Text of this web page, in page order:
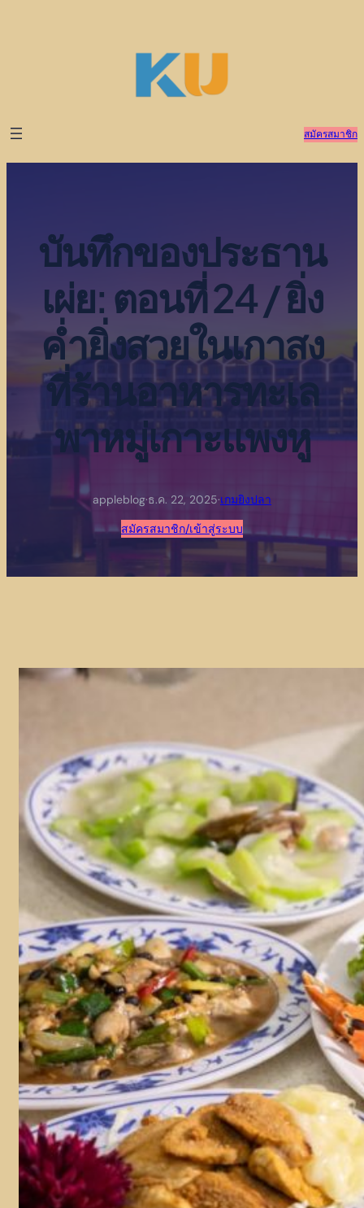
สมัครสมาชิก
บันทึกของประธาน
เผ่ย: ตอนที่ 24 / ยิ่ง
ค่ำยิ่งสวยในเกาสง
ที่ร้านอาหารทะเล
พาหมู่เกาะแพงหู
appleblog·ธ.ค. 22, 2025·เกมยิงปลา
สมัครสมาชิก/เข้าสู่ระบบ